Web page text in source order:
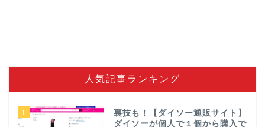
人気記事ランキング
1
裏技も！【ダイソー通販サイト】
ダイソーが個人で１個から購入で